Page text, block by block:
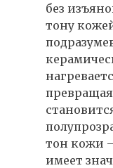
без
тону
тон кожи
имеет